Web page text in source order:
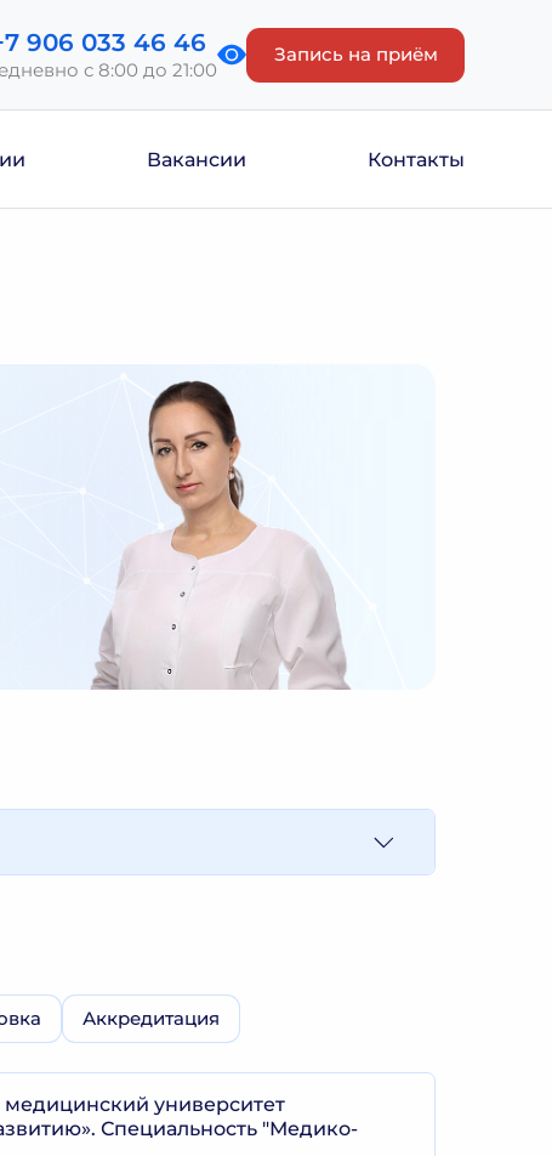
906 033 46 46
с 8:00 до 21:00
Запись на приём
Вакансии Контакты
Аккредитация
университет
Специальность "Медико-